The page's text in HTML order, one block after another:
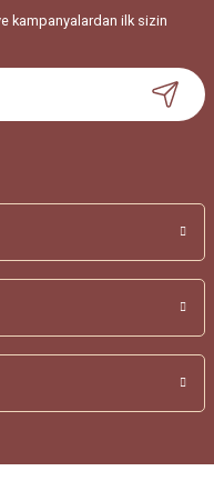
kampanyalardan ilk sizin